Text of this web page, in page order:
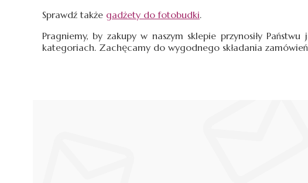
Sprawdź także gadżety do fotobudki.
Pragniemy, by zakupy w naszym sklepie przynosiły
kategoriach. Zachęcamy do wygodnego składania